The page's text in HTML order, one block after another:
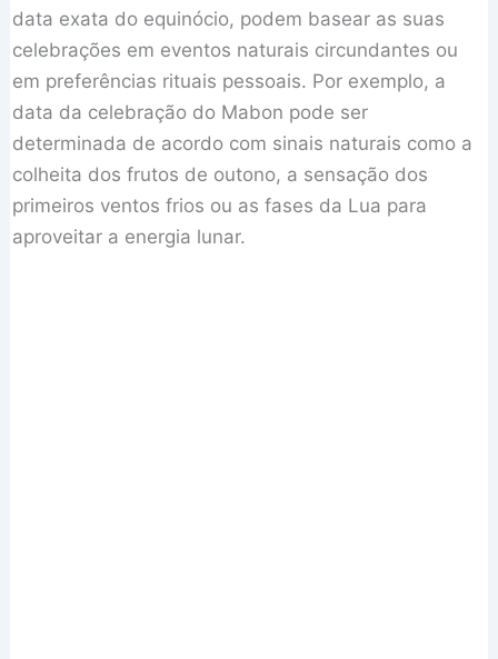
data exata do equinócio, podem basear as suas
celebrações em eventos naturais circundantes ou
em preferências rituais pessoais. Por exemplo, a
data da celebração do Mabon pode ser
determinada de acordo com sinais naturais como a
colheita dos frutos de outono, a sensação dos
primeiros ventos frios ou as fases da Lua para
aproveitar a energia lunar.